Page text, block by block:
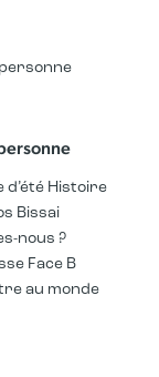
Histoire
Bissai
nous ?
Face B
au monde